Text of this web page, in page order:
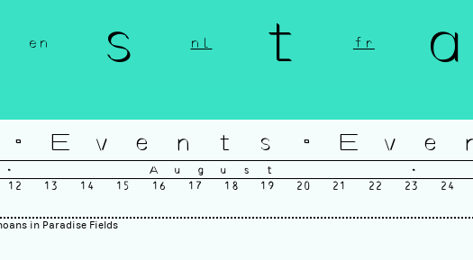
s t
en nl fr